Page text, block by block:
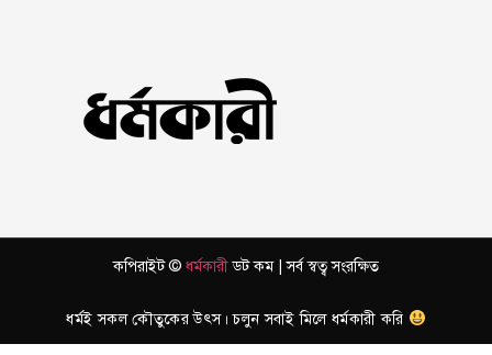
কপিরাইট © ধর্মকারীডট কম | সর্ব স্বত্ব সংরক্ষিত
ধর্মই সকল কৌতুকের উৎস। চলুন সবাই মিলে ধর্মকারী করি